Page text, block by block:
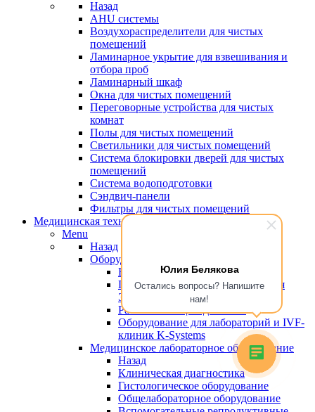
Юлия Белякова
Остались вопросы? Напишите
нам!
Назад
AHU системы
Воздухораспределители для чистых
помещений
Ламинарное укрытие для взвешивания и
отбора проб
Ламинарный шкаф
Окна для чистых помещений
Переговорные устройства для чистых
комнат
Полы для чистых помещений
Светильники для чистых помещений
Система блокировки дверей для чистых
помещений
Система водоподготовки
Сэндвич-панели
Фильтры для чистых помещений
Медицинская техника
Menu
Назад
Оборудование для эко
Назад
Пластик, сертифицированный для
ЭКО
Рабочие станции для ЭКО
Оборудование для лабораторий и IVF-
клиник K-Systems
Медицинское лабораторное оборудование
Назад
Клиническая диагностика
Гистологическое оборудование
Общелабораторное оборудование